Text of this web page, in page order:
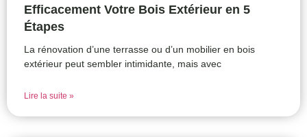
Efficacement Votre Bois Extérieur en 5
Étapes
La rénovation d’une terrasse ou d’un mobilier en bois
extérieur peut sembler intimidante, mais avec
Lire la suite »